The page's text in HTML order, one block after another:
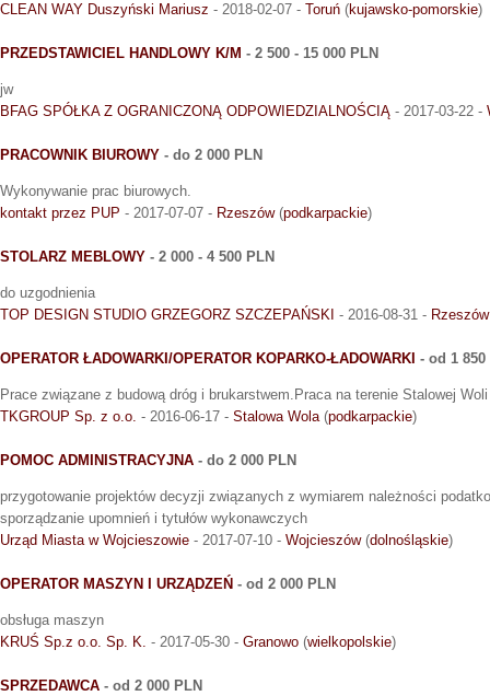
CLEAN WAY Duszyński Mariusz - 2018-02-07 - Toruń (kujawsko-pomorskie)
PRZEDSTAWICIEL HANDLOWY K/M - 2 500 - 15 000 PLN
jw
BFAG SPÓŁKA Z OGRANICZONĄ ODPOWIEDZIALNOŚCIĄ - 2017-03-22 -
PRACOWNIK BIUROWY - do 2 000 PLN
Wykonywanie prac biurowych.
kontakt przez PUP - 2017-07-07 - Rzeszów(podkarpackie)
STOLARZ MEBLOWY - 2 000 - 4 500 PLN
do uzgodnienia
TOP DESIGN STUDIO GRZEGORZ SZCZEPAŃSKI - 2016-08-31 - Rzeszów
OPERATOR ŁADOWARKI/OPERATOR KOPARKO-ŁADOWARKI - od 1 850
Prace związane z budową dróg i brukarstwem.Praca na terenie Stalowej
TKGROUP Sp. z o.o. - 2016-06-17 - Stalowa Wola(podkarpackie)
POMOC ADMINISTRACYJNA - do 2 000 PLN
przygotowanie projektów decyzji związanych z wymiarem należności
sporządzanie upomnień i tytułów wykonawczych
Urząd Miasta w Wojcieszowie - 2017-07-10 - Wojcieszów(dolnośląskie)
OPERATOR MASZYN I URZĄDZEŃ - od 2 000 PLN
obsługa maszyn
KRUŚ Sp.z o.o. Sp. K. - 2017-05-30 - Granowo (wielkopolskie)
SPRZEDAWCA - od 2 000 PLN